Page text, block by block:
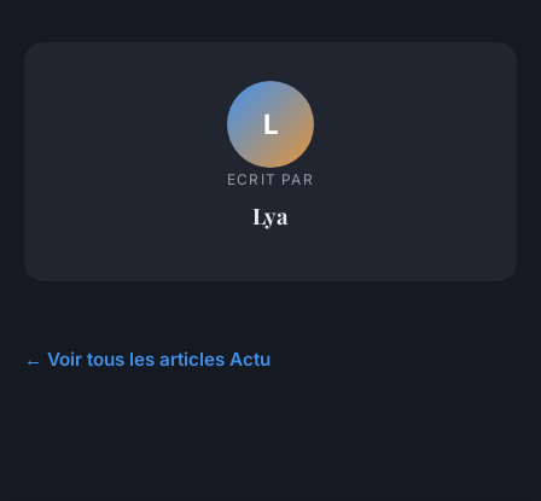
L
ECRIT PAR
Lya
← Voir tous les articles Actu